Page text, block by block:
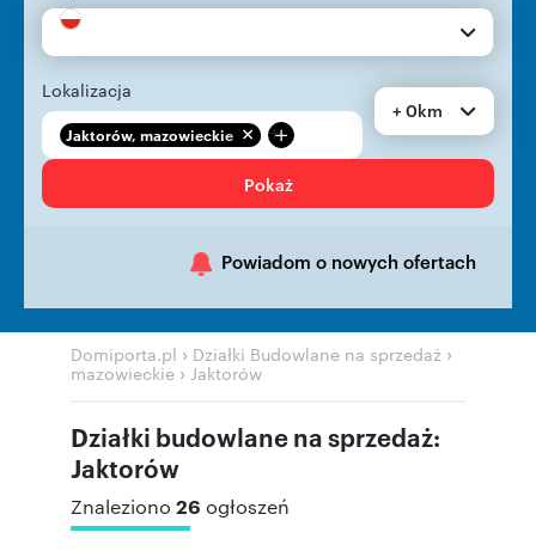
Lokalizacja
Jaktorów, mazowieckie +
+ 0km
Pokaż
Powiadom o nowych ofertach
Domiporta.pl › Działki Budowlane na sprzedaż ›
mazowieckie › Jaktorów
Działki budowlane na sprzedaż:
Jaktorów
Znaleziono 26 ogłoszeń